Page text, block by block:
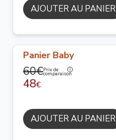
AJOUTER AU PANIER
Panier Baby
60€Prix de
comparaison
48€
AJOUTER AU PANIER